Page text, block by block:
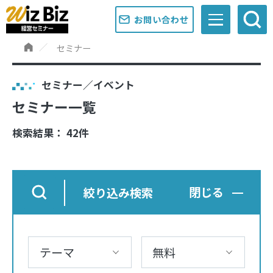
お問い合わせ
セミナー
セミナー／イベント
セミナー一覧
検索結果： 42件
絞り込み検索